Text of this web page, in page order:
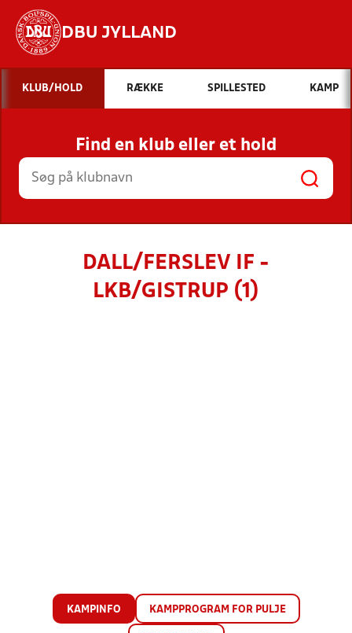
DBU JYLLAND
Hvad vil du søge efter?
INDHOLD OG NYHEDER
STILLINGER, RESULTATER, KLUBBER OG
HOLD
KLUB/HOLD RÆKKE SPILLESTED KAMP
Find en klub eller et hold
DALL/FERSLEV IF -
LKB/GISTRUP (1)
KAMPINFO KAMPPROGRAM FOR PULJE